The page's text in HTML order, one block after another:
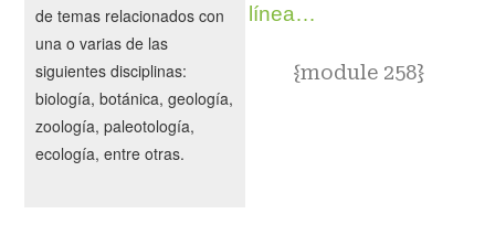
de temas relacionados con
una o varias de las
siguientes disciplinas:
biología, botánica, geología,
zoología, paleotología,
ecología, entre otras.
línea…
{module 258}